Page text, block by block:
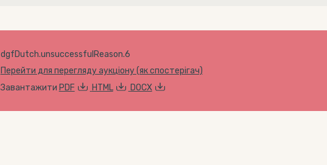
dgfDutch.unsuccessfulReason.6
Перейти для перегляду аукціону (як спостерігач)
Завантажити PDF HTML DOCX